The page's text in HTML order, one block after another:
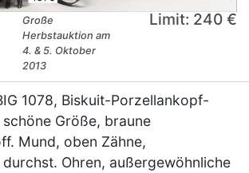
Große
Herbstauktion am
4. & 5. Oktober
2013
Limit: 240 €
1078, Biskuit-Porzellankopf-
Größe, braune
Mund, oben Zähne,
Ohren, außergewöhnliche